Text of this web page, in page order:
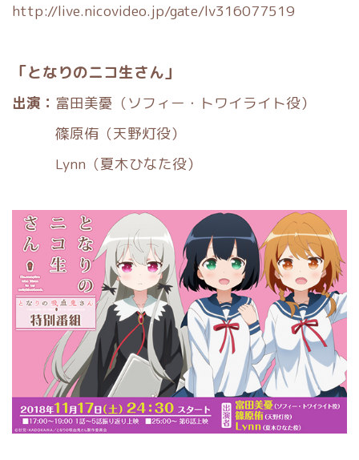
http://live.nicovideo.jp/gate/lv316077519
「となりのニコ生さん」
出演： 富田美憂（ソフィー・トワイライト役）
篠原侑（天野灯役）
Lynn（夏木ひなた役）